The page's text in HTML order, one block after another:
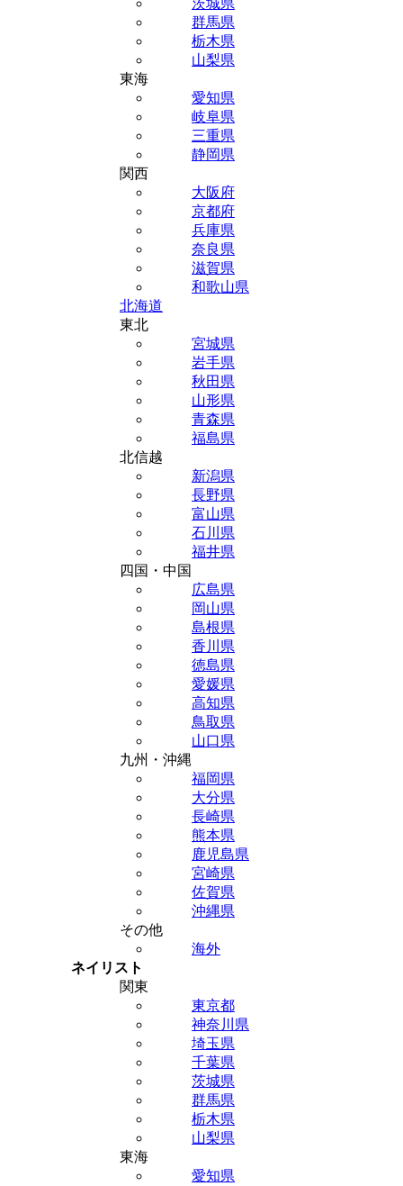
茨城県
群馬県
栃木県
山梨県
東海
愛知県
岐阜県
三重県
静岡県
関西
大阪府
京都府
兵庫県
奈良県
滋賀県
和歌山県
北海道
東北
宮城県
岩手県
秋田県
山形県
青森県
福島県
北信越
新潟県
長野県
富山県
石川県
福井県
四国・中国
広島県
岡山県
島根県
香川県
徳島県
愛媛県
高知県
鳥取県
山口県
九州・沖縄
福岡県
大分県
長崎県
熊本県
鹿児島県
宮崎県
佐賀県
沖縄県
その他
海外
ネイリスト
関東
東京都
神奈川県
埼玉県
千葉県
茨城県
群馬県
栃木県
山梨県
東海
愛知県